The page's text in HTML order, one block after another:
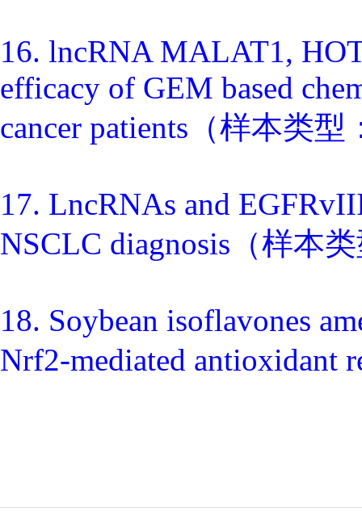
16. lncRNA MALAT1,
efficacy of GEM based
cancer patients（样本类型
17. LncRNAs and
NSCLC diagnosis（样本
18. Soybean isoflavones
Nrf2-mediated antioxidant